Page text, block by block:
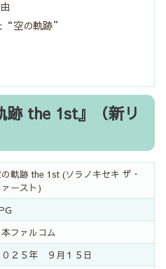
“空の軌跡”
跡 the 1st』（新リ
軌跡 the 1st (ソラノキセキ ザ・
ァースト)
本ファルコム
０２５年 ９月１５日